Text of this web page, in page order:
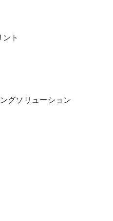
ト
グソリューション